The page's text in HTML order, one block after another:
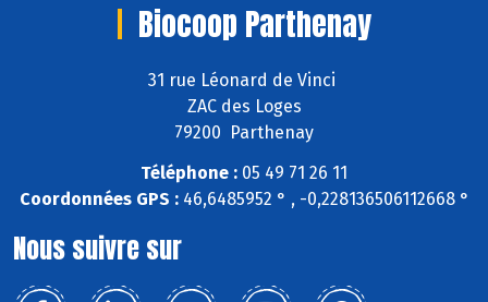
Biocoop Parthenay
31 rue Léonard de Vinci
ZAC des Loges
79200 Parthenay
Téléphone : 05 49 71 26 11
Coordonnées GPS :46,6485952 ° , -0,228136506112668 °
Nous suivre sur